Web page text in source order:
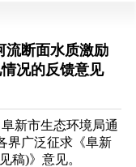
流断面水质激励
况的反馈意见
新市生态环境局通
界广泛征求《阜新
稿)》意见。